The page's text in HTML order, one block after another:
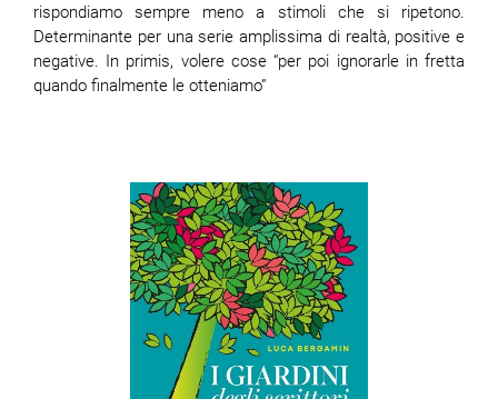
rispondiamo sempre meno a stimoli che si ripetono.
Determinante per una serie amplissima di realtà, positive e
negative. In primis, volere cose “per poi ignorarle in fretta
quando finalmente le otteniamo”